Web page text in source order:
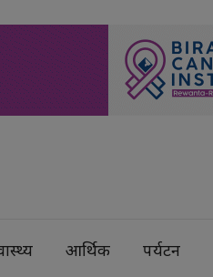
आर्थिक पर्यटन